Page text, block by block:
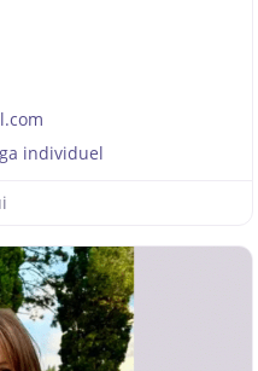
individuel